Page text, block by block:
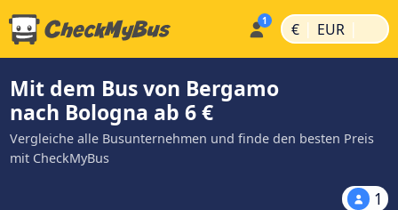
€ | EUR |
Mit dem Bus von Bergamo
nach Bologna ab 6 €
Vergleiche alle Busunternehmen und finde den besten Preis
mit CheckMyBus
1